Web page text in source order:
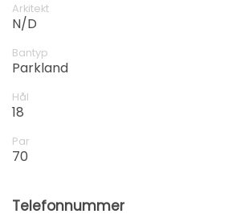
Arkitekt
N/D
Bantyp
Parkland
Hål
18
Par
70
Telefonnummer